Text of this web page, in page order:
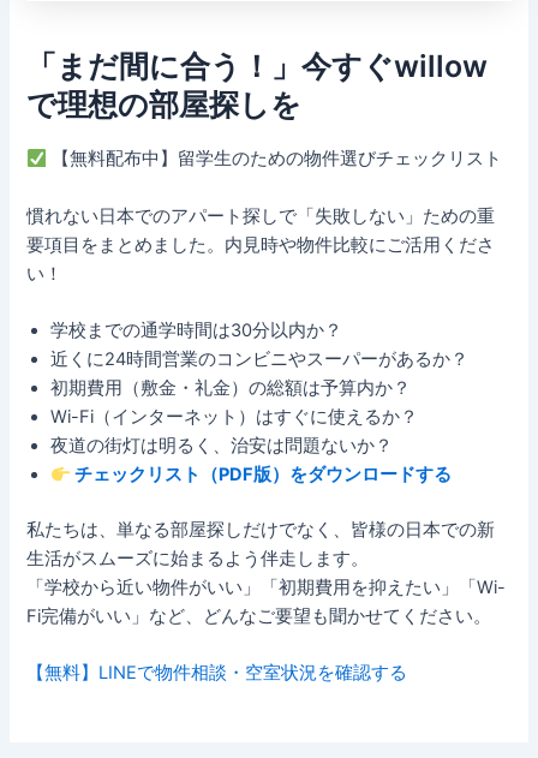
「まだ間に合う！」今すぐwillow
で理想の部屋探しを
【無料配布中】留学生のための物件選びチェックリスト
慣れない日本でのアパート探しで「失敗しない」ための重
要項目をまとめました。内見時や物件比較にご活用くださ
い！
学校までの通学時間は30分以内か？
近くに24時間営業のコンビニやスーパーがあるか？
初期費用（敷金・礼金）の総額は予算内か？
Wi-Fi（インターネット）はすぐに使えるか？
夜道の街灯は明るく、治安は問題ないか？
チェックリスト（PDF版）をダウンロードする
私たちは、単なる部屋探しだけでなく、皆様の日本での新
生活がスムーズに始まるよう伴走します。
「学校から近い物件がいい」「初期費用を抑えたい」「Wi-
Fi完備がいい」など、どんなご要望も聞かせてください。
【無料】LINEで物件相談・空室状況を確認する